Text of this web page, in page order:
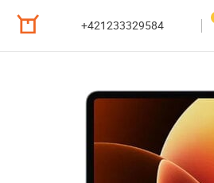
+421233329584